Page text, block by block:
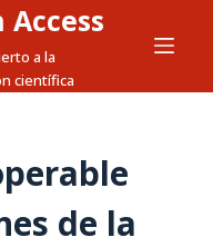
Access
a la
científica
de la